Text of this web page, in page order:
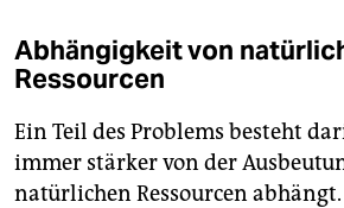
Abhängigkeit von
Ressourcen
Ein Teil des Problems besteht
immer stärker von der
natürlichen Ressourcen